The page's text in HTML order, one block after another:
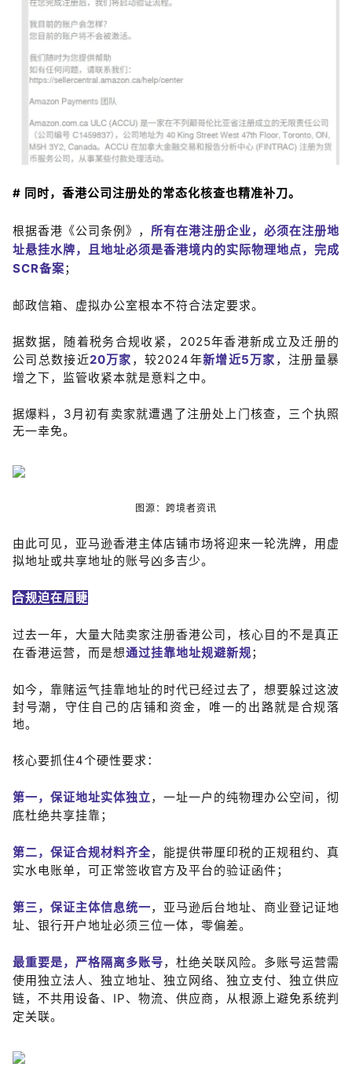
# 同时，香港公司注册处的常态化核查也精准补刀。
根据香港《公司条例》， 所有在港注册企业，必须在注册地
址悬挂水牌，且地址必须是香港境内的实际物理地点，完成
SCR备案；
邮政信箱、虚拟办公室根本不符合法定要求。
据数据，随着税务合规收紧，2025年香港新成立及迁册的
公司总数接近20万家 ，较2024年新增近5万家 ，注册量暴
增之下，监管收紧本就是意料之中。
据爆料， 3月初有卖家就遭遇了注册处上门核查，三个执照
无一幸免。
图源：跨境者资讯
由此可见，亚马逊香港主体店铺市场将迎来一轮洗牌，用虚
拟地址或共享地址的账号凶多吉少。
合规迫在眉睫
过去一年，大量大陆卖家注册香港公司，核心目的不是真正
在香港运营，而是想通过挂靠地址规避新规；
如今，靠赌运气挂靠地址的时代已经过去了，想要躲过这波
封号潮，守住自己的店铺和资金，唯一的出路就是合规落
地。
核心要抓住4个硬性要求：
第一，保证地址实体独立，一址一户的纯物理办公空间，彻
底杜绝共享挂靠；
第二，保证合规材料齐全，能提供带厘印税的正规租约、真
实水电账单，可正常签收官方及平台的验证函件；
第三，保证主体信息统一，亚马逊后台地址、商业登记证地
址、银行开户地址必须三位一体，零偏差。
最重要是，严格隔离多账号，杜绝关联风险。多账号运营需
使用独立法人、独立地址、独立网络、独立支付、独立供应
链，不共用设备、 IP、物流、供应商，从根源上避免系统判
定关联。